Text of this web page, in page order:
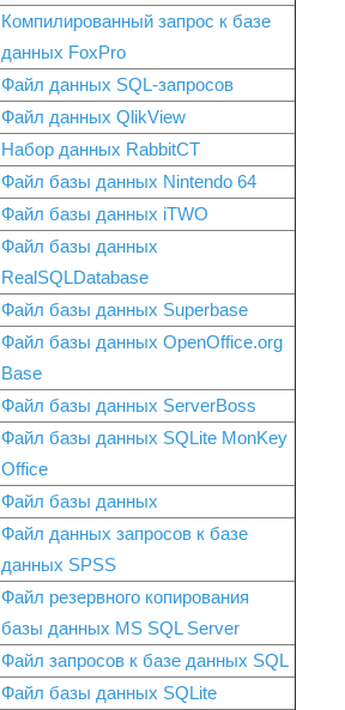
Компилированный запрос к базе
данных FoxPro
Файл данных SQL-запросов
Файл данных QlikView
Набор данных RabbitCT
Файл базы данных Nintendo 64
Файл базы данных iTWO
Файл базы данных
RealSQLDatabase
Файл базы данных Superbase
Файл базы данных OpenOffice.org
Base
Файл базы данных ServerBoss
Файл базы данных SQLite MonKey
Office
Файл базы данных
Файл данных запросов к базе
данных SPSS
Файл резервного копирования
базы данных MS SQL Server
Файл запросов к базе данных SQL
Файл базы данных SQLite